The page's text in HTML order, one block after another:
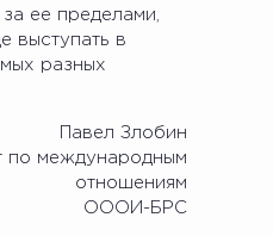
ее пределами,
выступать в
разных
Павел Злобин
по международным
отношениям
ОООИ-БРС